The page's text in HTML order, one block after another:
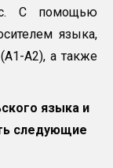
С помощью
языка,
А2), а также
языка и
следующие